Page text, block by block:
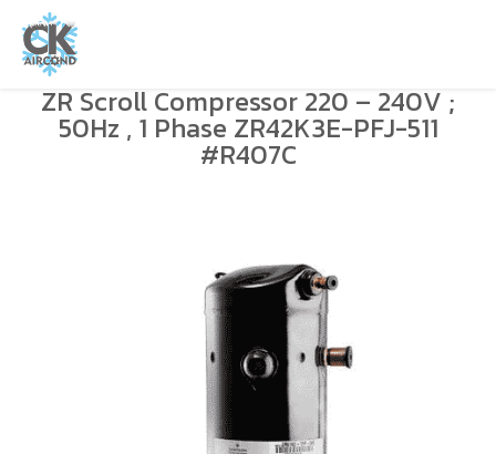
ZR Scroll Compressor 220 – 240V ;
50Hz , 1 Phase ZR42K3E-PFJ-511
#R407C